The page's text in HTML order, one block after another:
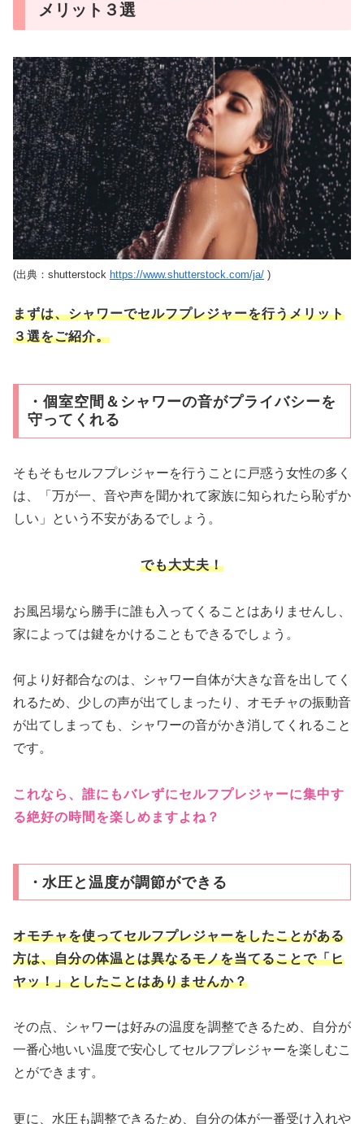
メリット３選
(出典：shutterstock https://www.shutterstock.com/ja/ )
まずは、シャワーでセルフプレジャーを行うメリット
３選をご紹介。
・個室空間＆シャワーの音がプライバシーを
守ってくれる
そもそもセルフプレジャーを行うことに戸惑う女性の多く
は、「万が一、音や声を聞かれて家族に知られたら恥ずか
しい」という不安があるでしょう。
でも大丈夫！
お風呂場なら勝手に誰も入ってくることはありませんし、
家によっては鍵をかけることもできるでしょう。
何より好都合なのは、シャワー自体が大きな音を出してく
れるため、少しの声が出てしまったり、オモチャの振動音
が出てしまっても、シャワーの音がかき消してくれること
です。
これなら、誰にもバレずにセルフプレジャーに集中す
る絶好の時間を楽しめますよね？
・ 水圧と温度が調節ができる
オモチャを使ってセルフプレジャーをしたことがある
方は、自分の体温とは異なるモノを当てることで「ヒ
ヤッ！」としたことはありませんか？
その点、シャワーは好みの温度を調整できるため、自分が
一番心地いい温度で安心してセルフプレジャーを楽しむこ
とができます。
更に、水圧も調整できるため、自分の体が一番受け入れや